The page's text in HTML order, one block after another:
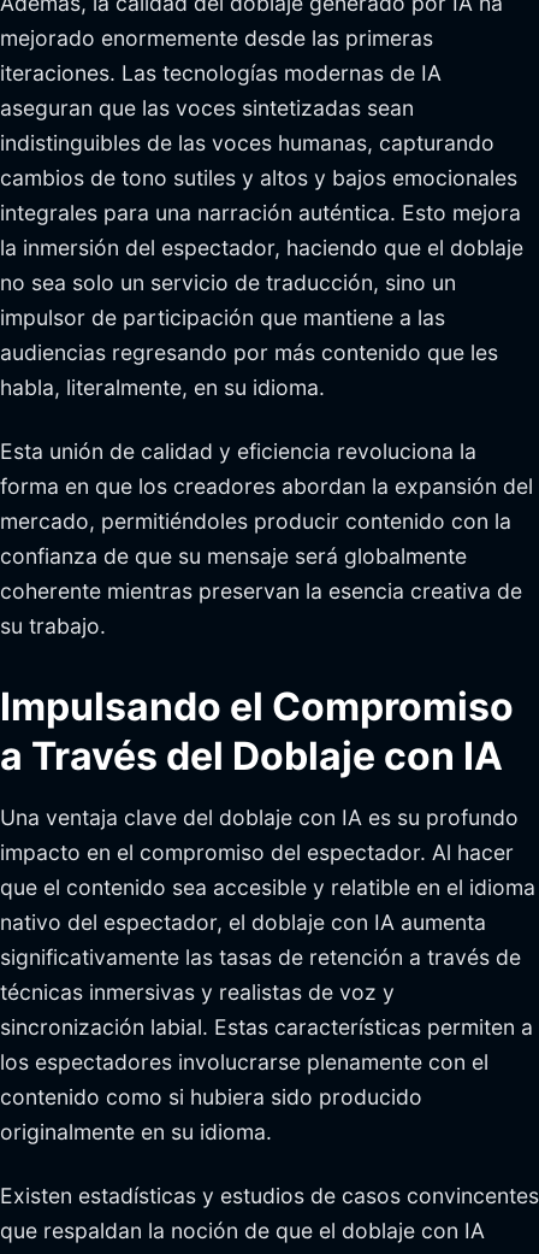
mejorado enormemente desde las primeras
iteraciones. Las tecnologías modernas de IA
aseguran que las voces sintetizadas sean
indistinguibles de las voces humanas, capturando
cambios de tono sutiles y altos y bajos emocionales
integrales para una narración auténtica. Esto mejora
la inmersión del espectador, haciendo que el doblaje
no sea solo un servicio de traducción, sino un
impulsor de participación que mantiene a las
audiencias regresando por más contenido que les
habla, literalmente, en su idioma.
Esta unión de calidad y eficiencia revoluciona la
forma en que los creadores abordan la expansión del
mercado, permitiéndoles producir contenido con la
confianza de que su mensaje será globalmente
coherente mientras preservan la esencia creativa de
su trabajo.
Impulsando el Compromiso
a Través del Doblaje con IA
Una ventaja clave del doblaje con IA es su profundo
impacto en el compromiso del espectador. Al hacer
que el contenido sea accesible y relatible en el idioma
nativo del espectador, el doblaje con IA aumenta
significativamente las tasas de retención a través de
técnicas inmersivas y realistas de voz y
sincronización labial. Estas características permiten a
los espectadores involucrarse plenamente con el
contenido como si hubiera sido producido
originalmente en su idioma.
Existen estadísticas y estudios de casos convincentes
que respaldan la noción de que el doblaje con IA